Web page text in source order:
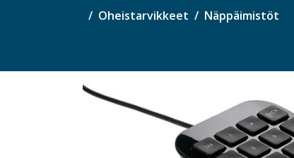
Oheistarvikkeet Näppäimistöt